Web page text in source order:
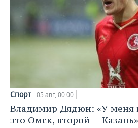
Спорт 05 авг, 00:00
Владимир Дядюн: «У меня
это Омск, второй — Казань»